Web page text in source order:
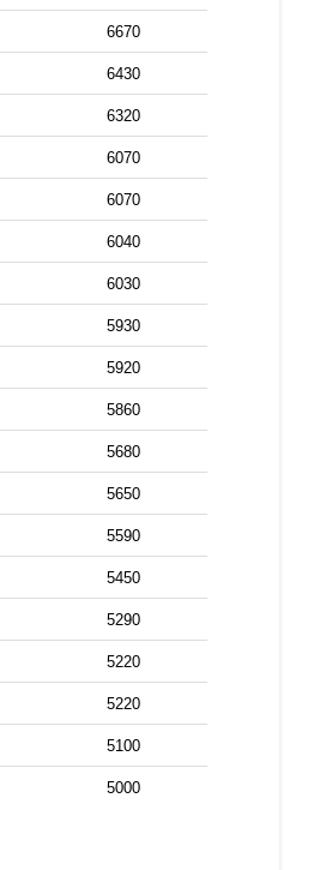
6670
6430
6320
6070
6070
6040
6030
5930
5920
5860
5680
5650
5590
5450
5290
5220
5220
5100
5000